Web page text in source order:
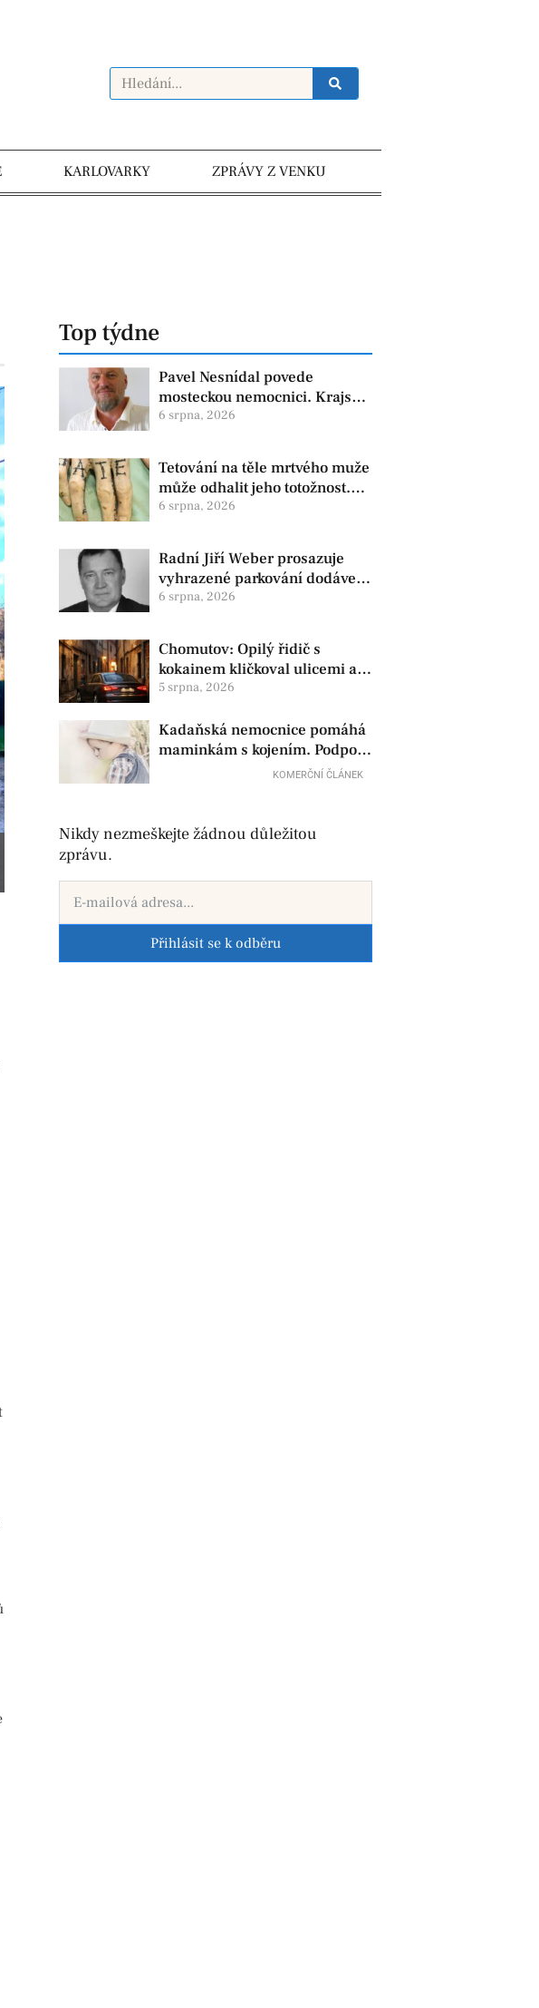
KARLOVARKY ZPRÁVY Z VENKU
Top týdne
Pavel Nesnídal povede
mosteckou nemocnici. Krajská
zdravotní oznámila změnu ve
6 srpna, 2026
Tetování na těle mrtvého muže
může odhalit jeho totožnost.
Policie žádá o pomoc
6 srpna, 2026
Radní Jiří Weber prosazuje
vyhrazené parkování dodávek
v Chomutově
6 srpna, 2026
Chomutov: Opilý řidič s
kokainem kličkoval ulicemi a
zkoušel uplatit policisty
5 srpna, 2026
Kadaňská nemocnice pomáhá
maminkám s kojením. Podpora
začíná už před porodem
KOMERČNÍ ČLÁNEK
Nikdy nezmeškejte žádnou důležitou
zprávu.
Přihlásit se k odběru